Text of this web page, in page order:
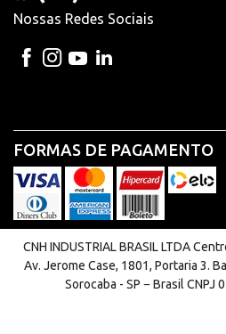
Nossas Redes Sociais
FORMAS DE PAGAMENTO
CNH INDUSTRIAL BRASIL LTDA
Av. Jerome Case, 1801, Portaria 3.
Sorocaba - SP − Brasil CNPJ